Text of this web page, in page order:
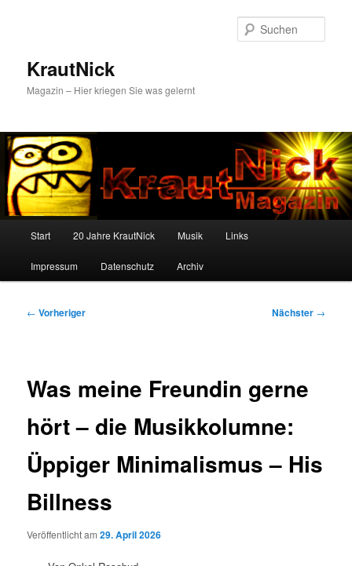
KrautNick
Magazin – Hier kriegen Sie was gelernt
Start 20 Jahre KrautNick Musik Links
Impressum Datenschutz Archiv
Beitragsnavigation
← Vorheriger Nächster →
Was meine Freundin gerne
hört – die Musikkolumne:
Üppiger Minimalismus – His
Billness
Veröffentlicht am29. April 2026